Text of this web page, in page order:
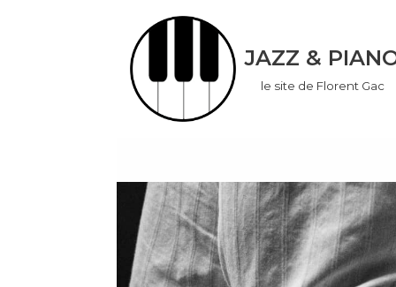
JAZZ &
le site de Florent Gac